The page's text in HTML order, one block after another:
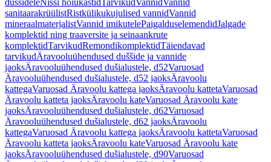
duššideleNišši hoiukastidTarvikudVannidVannid
sanitaarakrüülistRistkülikukujulised vannidVannid
mineraalmaterjalistVannid imikutelePaigalduselemendidJalgade
komplektid ning traaversite ja seinaankrute
komplektidTarvikudRemondikomplektidTäiendavad
tarvikudÄravooluühendused duššide ja vannide
jaoksÄravooluühendused dušialustele, d52Varuosad
Äravooluühendused dušialustele, d52 jaoksÄravoolu
kattegaVaruosad Äravoolu kattega jaoksÄravoolu kattetaVaruosad
Äravoolu katteta jaoksÄravoolu kateVaruosad Äravoolu kate
jaoksÄravooluühendused dušialustele, d62Varuosad
Äravooluühendused dušialustele, d62 jaoksÄravoolu
kattegaVaruosad Äravoolu kattega jaoksÄravoolu kattetaVaruosad
Äravoolu katteta jaoksÄravoolu kateVaruosad Äravoolu kate
jaoksÄravooluühendused dušialustele, d90Varuosad